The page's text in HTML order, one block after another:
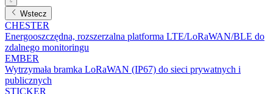
Wstecz
CHESTER
Energooszczędna, rozszerzalna platforma LTE/LoRaWAN/BLE do
zdalnego monitoringu
EMBER
Wytrzymała bramka LoRaWAN (IP67) do sieci prywatnych i
publicznych
STICKER